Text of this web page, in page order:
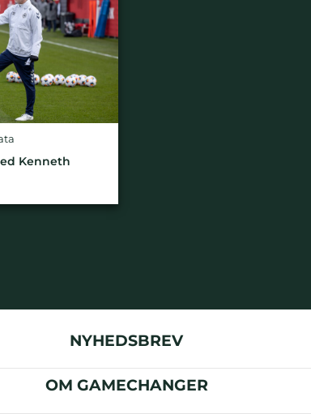
Kenneth
NYHEDSBREV
OM GAMECHANGER